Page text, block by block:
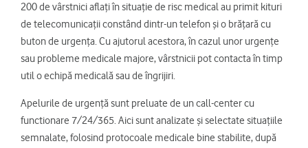
200 de vârstnici aflați în situație de risc medical au primit kituri
de telecomunicații constând dintr-un telefon și o brățară cu
buton de urgența. Cu ajutorul acestora, în cazul unor urgențe
sau probleme medicale majore, vârstnicii pot contacta în timp
util o echipă medicală sau de îngrijiri.
Apelurile de urgență sunt preluate de un call-center cu
functionare 7/24/365. Aici sunt analizate și selectate situațiile
semnalate, folosind protocoale medicale bine stabilite, după